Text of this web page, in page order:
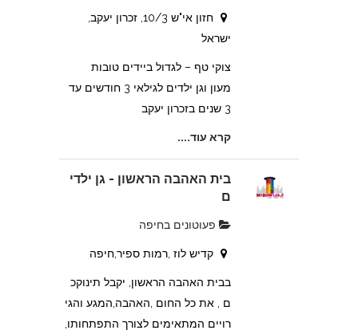
חזון אי"ש 10/3, זכרון יעקב,
ישראל
צוקי טף – לגדול ביידים טובות
מעון וגן ילדים לגילאי 3 חודשים עד
3 שנים בזכרון יעקב
קרא עוד....
בית האהבה הראשון - גן ילדי
ם
פעוטונים בחיפה
קדיש לוז ,רמות ספיר,חיפה
בבית האהבה הראשון, יקבל תינוקכ
ם , את כל החום ,האהבה,המגע והגי
רויים המתאימים לצורך התפתחותו,